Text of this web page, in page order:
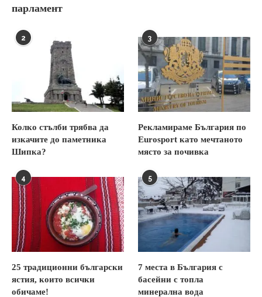
парламент
2
Колко стълби трябва да
изкачите до паметника
Шипка?
3
Рекламираме България по
Eurosport като мечтаното
място за почивка
4
25 традиционни български
ястия, които всички
обичаме!
5
7 места в България с
басейни с топла
минерална вода